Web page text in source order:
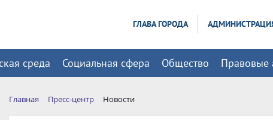
ГЛАВА ГОРОДА
среда Социальная сфера Общество Правовые
Главная Пресс-центр Новости